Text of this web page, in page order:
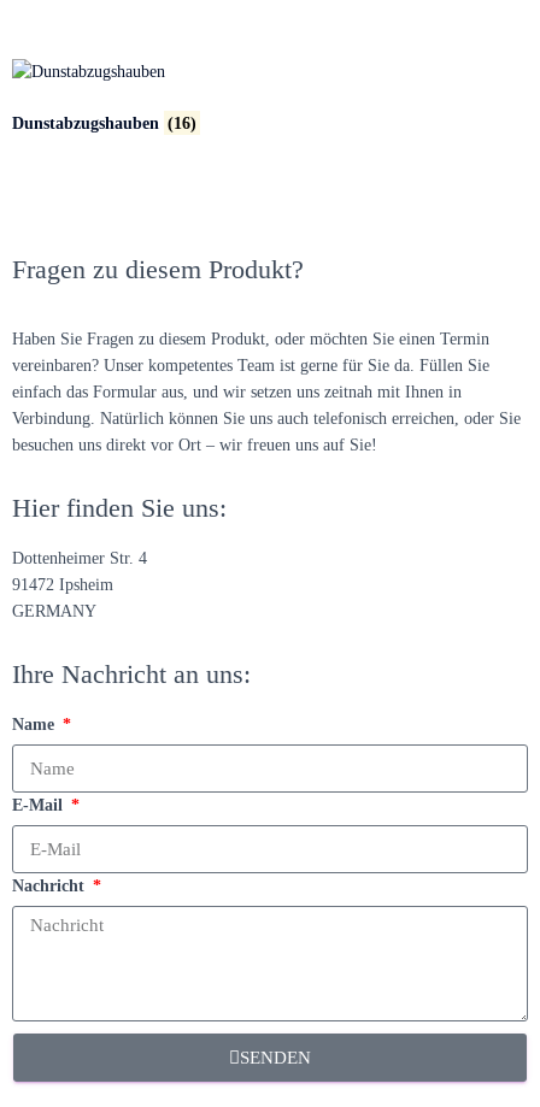
Dunstabzugshauben (16)
Fragen zu diesem Produkt?
Haben Sie Fragen zu diesem Produkt, oder möchten Sie einen Termin
vereinbaren? Unser kompetentes Team ist gerne für Sie da. Füllen Sie
einfach das Formular aus, und wir setzen uns zeitnah mit Ihnen in
Verbindung. Natürlich können Sie uns auch telefonisch erreichen, oder Sie
besuchen uns direkt vor Ort – wir freuen uns auf Sie!
Hier finden Sie uns:
Dottenheimer Str. 4
91472 Ipsheim
GERMANY
Ihre Nachricht an uns:
Name
E-Mail
Nachricht
SENDEN